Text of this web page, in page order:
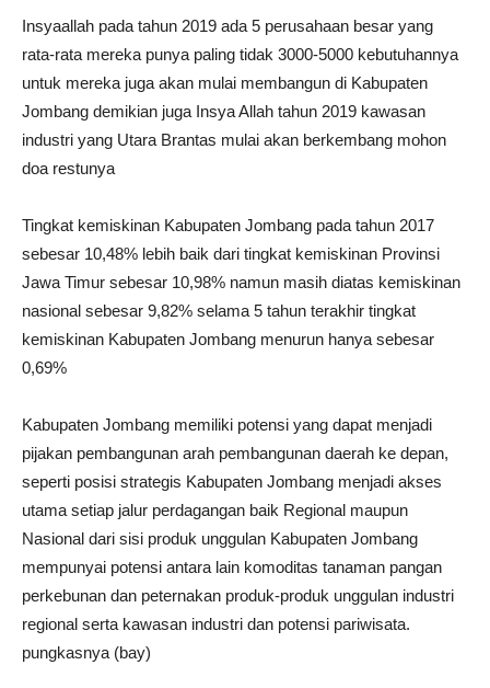
Insyaallah pada tahun 2019 ada 5 perusahaan besar yang
rata-rata mereka punya paling tidak 3000-5000 kebutuhannya
untuk mereka juga akan mulai membangun di Kabupaten
Jombang demikian juga Insya Allah tahun 2019 kawasan
industri yang Utara Brantas mulai akan berkembang mohon
doa restunya
Tingkat kemiskinan Kabupaten Jombang pada tahun 2017
sebesar 10,48% lebih baik dari tingkat kemiskinan Provinsi
Jawa Timur sebesar 10,98% namun masih diatas kemiskinan
nasional sebesar 9,82% selama 5 tahun terakhir tingkat
kemiskinan Kabupaten Jombang menurun hanya sebesar
0,69%
Kabupaten Jombang memiliki potensi yang dapat menjadi
pijakan pembangunan arah pembangunan daerah ke depan,
seperti posisi strategis Kabupaten Jombang menjadi akses
utama setiap jalur perdagangan baik Regional maupun
Nasional dari sisi produk unggulan Kabupaten Jombang
mempunyai potensi antara lain komoditas tanaman pangan
perkebunan dan peternakan produk-produk unggulan industri
regional serta kawasan industri dan potensi pariwisata.
pungkasnya (bay)